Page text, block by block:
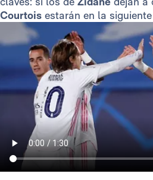
Courtois estarán en la